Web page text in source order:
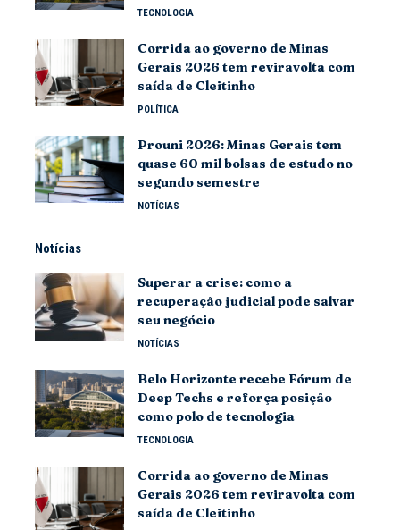
TECNOLOGIA
Corrida ao governo de Minas
Gerais 2026 tem reviravolta com
saída de Cleitinho
POLÍTICA
Prouni 2026: Minas Gerais tem
quase 60 mil bolsas de estudo no
segundo semestre
NOTÍCIAS
Notícias
Superar a crise: como a
recuperação judicial pode salvar
seu negócio
NOTÍCIAS
Belo Horizonte recebe Fórum de
Deep Techs e reforça posição
como polo de tecnologia
TECNOLOGIA
Corrida ao governo de Minas
Gerais 2026 tem reviravolta com
saída de Cleitinho